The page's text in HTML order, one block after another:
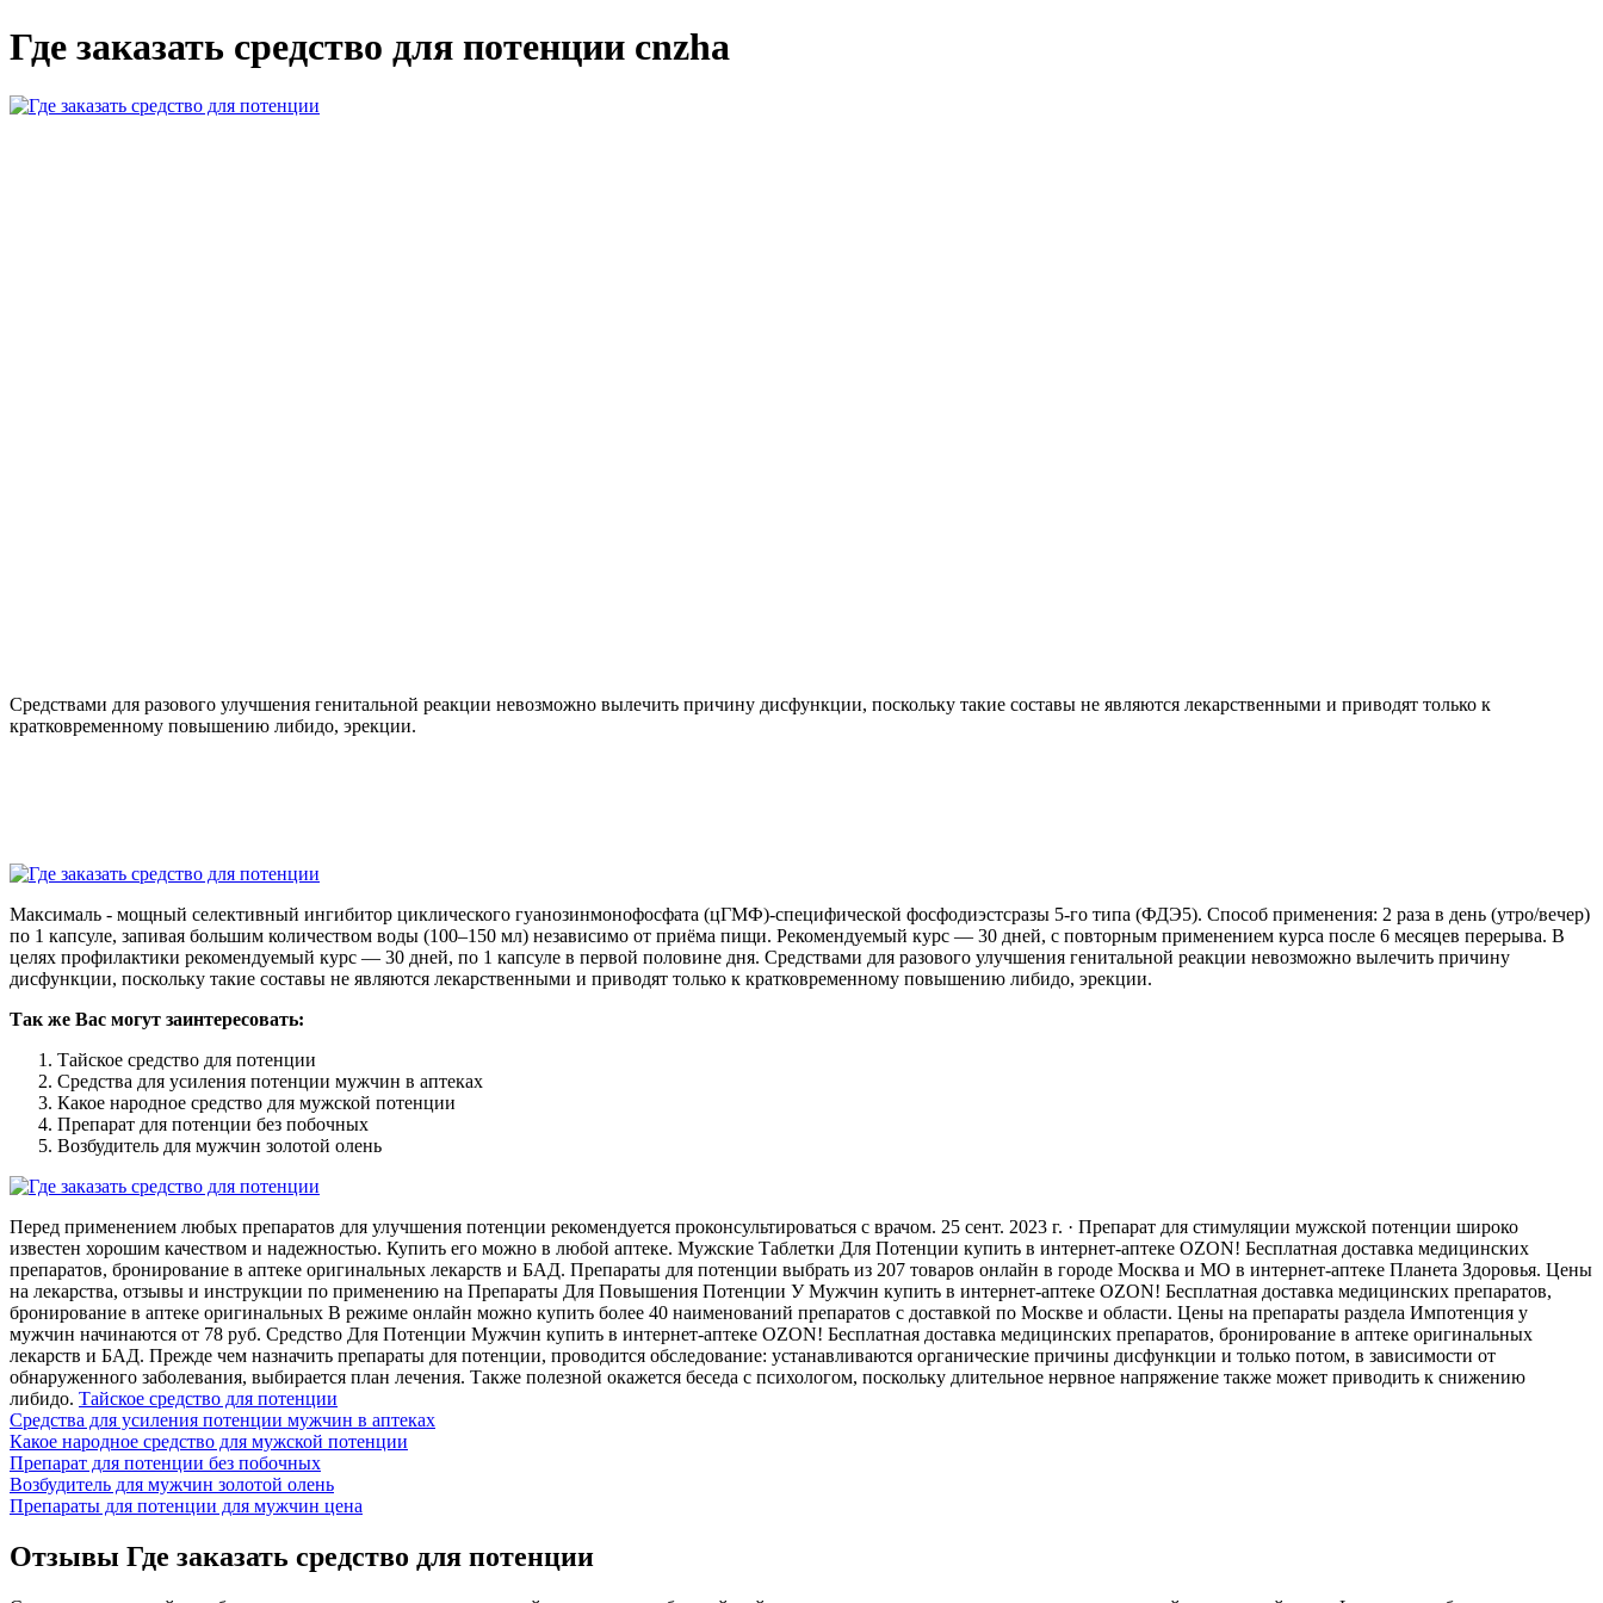
Где заказать средство для потенции cnzha
Средствами для разового улучшения генитальной реакции невозможно вылечить причину дисфункции, поскольку такие составы не являются лекарственными и приводят только к
кратковременному повышению либидо, эрекции.
Максималь - мощный селективный ингибитор циклического гуанозинмонофосфата (цГМФ)-специфической фосфодиэстсразы 5-го типа (ФДЭ5). Способ применения: 2 раза в день (утро/вечер)
по 1 капсуле, запивая большим количеством воды (100–150 мл) независимо от приёма пищи. Рекомендуемый курс — 30 дней, с повторным применением курса после 6 месяцев перерыва. В
целях профилактики рекомендуемый курс — 30 дней, по 1 капсуле в первой половине дня. Средствами для разового улучшения генитальной реакции невозможно вылечить причину
дисфункции, поскольку такие составы не являются лекарственными и приводят только к кратковременному повышению либидо, эрекции.
Так же Вас могут заинтересовать:
Тайское средство для потенции
Средства для усиления потенции мужчин в аптеках
Какое народное средство для мужской потенции
Препарат для потенции без побочных
Возбудитель для мужчин золотой олень
Перед применением любых препаратов для улучшения потенции рекомендуется проконсультироваться с врачом. 25 сент. 2023 г. · Препарат для стимуляции мужской потенции широко
известен хорошим качеством и надежностью. Купить его можно в любой аптеке. Мужские Таблетки Для Потенции купить в интернет-аптеке OZON! Бесплатная доставка медицинских
препаратов, бронирование в аптеке оригинальных лекарств и БАД. Препараты для потенции выбрать из 207 товаров онлайн в городе Москва и МО в интернет-аптеке Планета Здоровья. Цены
на лекарства, отзывы и инструкции по применению на Препараты Для Повышения Потенции У Мужчин купить в интернет-аптеке OZON! Бесплатная доставка медицинских препаратов,
бронирование в аптеке оригинальных В режиме онлайн можно купить более 40 наименований препаратов с доставкой по Москве и области. Цены на препараты раздела Импотенция у
мужчин начинаются от 78 руб. Средство Для Потенции Мужчин купить в интернет-аптеке OZON! Бесплатная доставка медицинских препаратов, бронирование в аптеке оригинальных
лекарств и БАД. Прежде чем назначить препараты для потенции, проводится обследование: устанавливаются органические причины дисфункции и только потом, в зависимости от
обнаруженного заболевания, выбирается план лечения. Также полезной окажется беседа с психологом, поскольку длительное нервное напряжение также может приводить к снижению
либидо. Тайское средство для потенции
Средства для усиления потенции мужчин в аптеках
Какое народное средство для мужской потенции
Препарат для потенции без побочных
Возбудитель для мужчин золотой олень
Препараты для потенции для мужчин цена
Отзывы Где заказать средство для потенции